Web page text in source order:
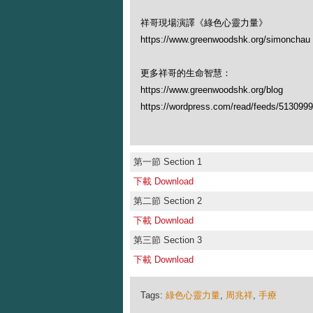
祥哥現場演譯《綠色心靈力量》
https://www.greenwoodshk.org/simonchau
更多祥哥的生命智慧：
https://www.greenwoodshk.org/blog
https://wordpress.com/read/feeds/
第一節 Section 1
下載 Download
第二節 Section 2
下載 Download
第三節 Section 3
下載 Download
Tags: 綠色心靈力量, 周兆祥, 手療